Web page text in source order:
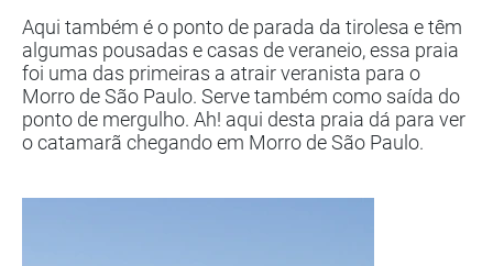
Aqui também é o ponto de parada da tirolesa e têm
algumas pousadas e casas de veraneio, essa praia
foi uma das primeiras a atrair veranista para o
Morro de São Paulo. Serve também como saída do
ponto de mergulho. Ah! aqui desta praia dá para ver
o catamarã chegando em Morro de São Paulo.